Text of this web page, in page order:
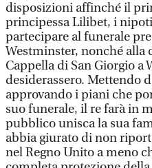
disposizioni affinché il
principessa Lilibet, i
partecipare al funerale
Westminster, nonché alla
Cappella di San Giorgio a
desiderassero. Mettendo
approvando i piani che
suo funerale, il re farà in
pubblico unisca la sua
abbia giurato di non
nel Regno Unito a meno